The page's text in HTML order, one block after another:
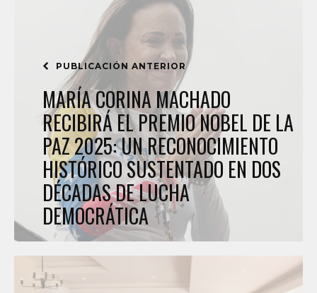
PUBLICACIÓN ANTERIOR
MARÍA CORINA MACHADO
RECIBIRÁ EL PREMIO NOBEL DE LA
PAZ 2025: UN RECONOCIMIENTO
HISTÓRICO SUSTENTADO EN DOS
DÉCADAS DE LUCHA
DEMOCRÁTICA